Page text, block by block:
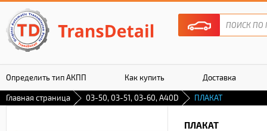
Определить тип АКПП Как купить Доставка
Гарантия
Главная страница 03-50, 03-51, 03-60, A40D ПЛАКАТ
ПЛАКАТ